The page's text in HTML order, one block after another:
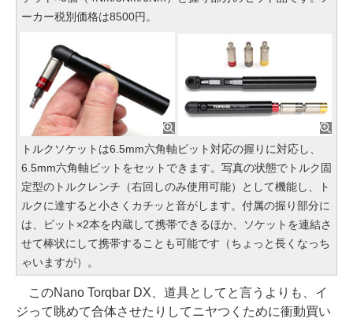
ーカー税別価格は8500円。
トルクソケットは6.5mm六角軸ビット対応の握りに対応し、
6.5mm六角軸ビットをセットできます。写真の状態でトルク固
定型のトルクレンチ（右回しのみ使用可能）として機能し、ト
ルクに達すると小さくカチッと音がします。付属の握り部分に
は、ビット×2本を内蔵して携帯できるほか、ソケットを連結さ
せて棒状にして携帯することも可能です（ちょっと長くなっち
ゃいますが）。
このNano Torqbar DX、道具としてと言うよりも、イ
ジって眺めて合体させたりしてニヤつくために衝動買い